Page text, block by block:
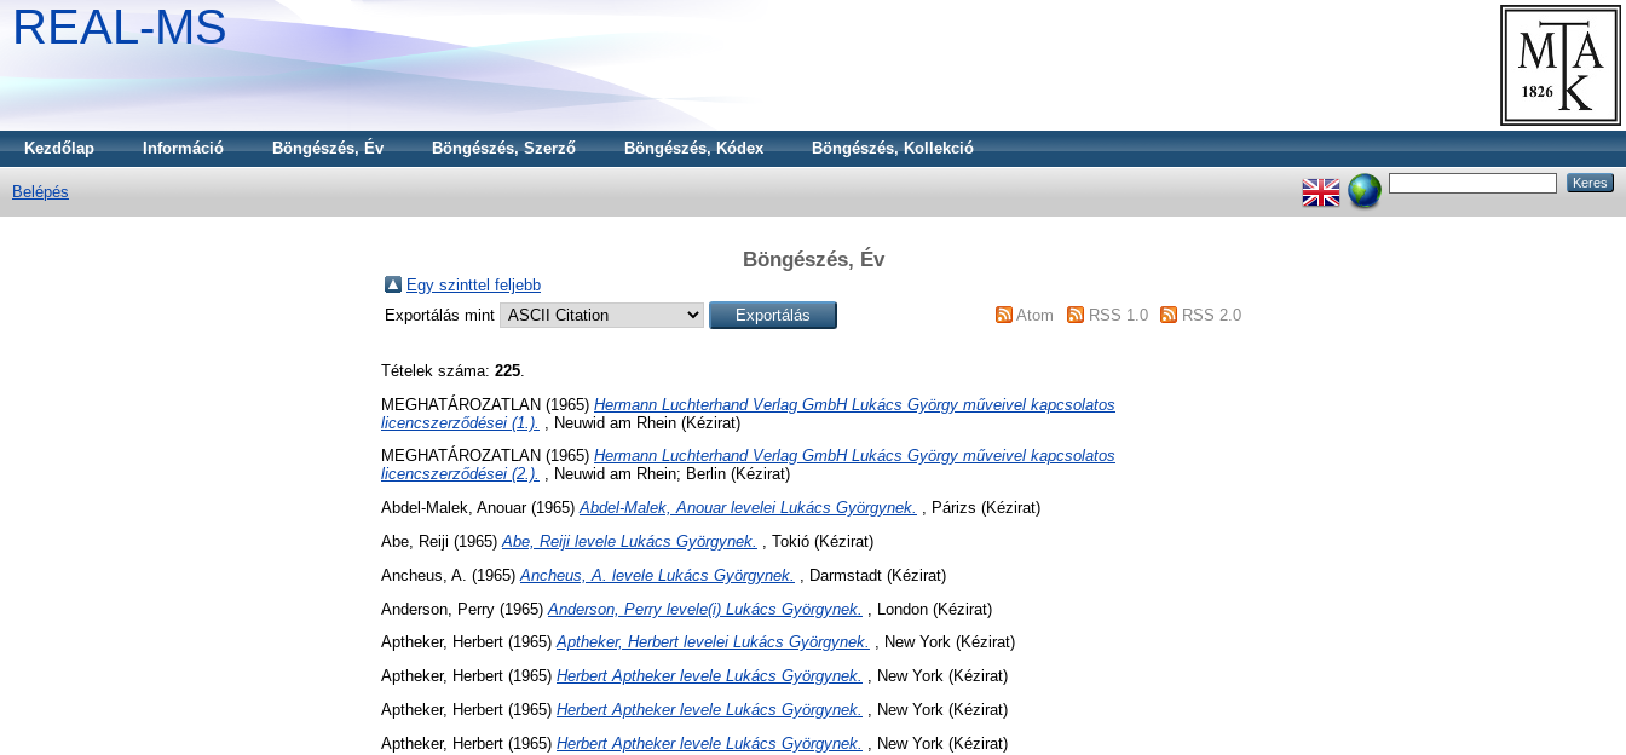
REAL-MS
Kezdőlap Információ Böngészés, Év Böngészés, Szerző Böngészés, Kódex Böngészés, Kollekció
Belépés
Böngészés, Év
Egy szinttel feljebb
Exportálás mint
Atom RSS 1.0 RSS 2.0
Tételek száma: 225
MEGHATÁROZATLAN (1965) Hermann Luchterhand Verlag GmbH Lukács György műveivel kapcsolatos
licencszerződései (1.).
, Neuwid am Rhein (Kézirat)
MEGHATÁROZATLAN (1965) Hermann Luchterhand Verlag GmbH Lukács György műveivel kapcsolatos
licencszerződései (2.). , Neuwid am Rhein; Berlin (Kézirat)
Abdel-Malek, Anouar(1965)Abdel-Malek, Anouar levelei Lukács Györgynek. , Párizs (Kézirat)
Abe, Reiji (1965) Abe, Reiji levele Lukács Györgynek.
, Tokió (Kézirat)
Ancheus, A. (1965) Ancheus, A. levele Lukács Györgynek.
, Darmstadt (Kézirat)
Anderson, Perry (1965) Anderson, Perry levele(i) Lukács Györgynek.
, London (Kézirat)
Aptheker, Herbert (1965)Aptheker, Herbert levelei Lukács Györgynek. , New York (Kézirat)
Aptheker, Herbert (1965) Herbert Aptheker levele Lukács Györgynek. , New York (Kézirat)
Aptheker, Herbert (1965) Herbert Aptheker levele Lukács Györgynek.
, New York (Kézirat)
Aptheker, Herbert (1965) Herbert Aptheker levele Lukács Györgynek.
, New York (Kézirat)